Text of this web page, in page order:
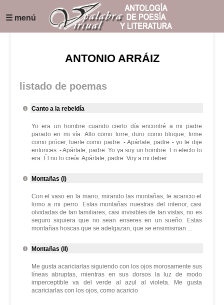
☰ menú
ANTONIO ARRÁIZ
listado de poemas
Canto a la rebeldía
Yo era un hombre cuando cierto día encontré a mi padre
parado en mi vía. Alto como torre, duro como bloque, firme
como prócer, fuerte como padre. - Apártate, padre - yo le dije
entonces. - Apártate, padre. Yo ya soy un hombre. En efecto lo
era. Él no lo creía. Apártate, padre. Voy a mi deber. ...
Montañas (I)
Con el vaso en la mano, mirando las montañas, le acaricio el
lomo a mi perro. Estas montañas nuestras del interior, casi
olvidadas de tan familiares, casi invisibles de tan vistas, no es
seguro siquiera que no sean enseres en un sueño. Estas
montañas hoscas que se adelgazan, que se ensimisman ...
Montañas (II)
Me gusta acariciarlas siguiendo con los ojos morosamente sus
líneas abruptas, mientras en sus dorsos la luz de modo
imperceptible va del verde al azul al violeta. Me gusta
acariciarlas con los ojos, como acaricio